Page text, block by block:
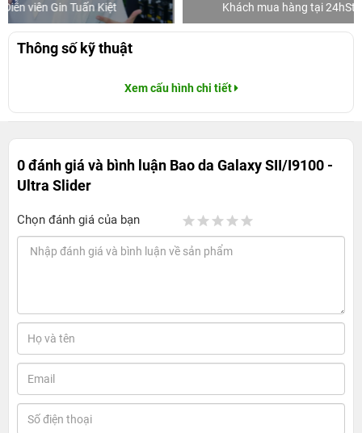
Khách mua hàng tại 24hStore
Thông số kỹ thuật
Xem cấu hình chi tiết
0 đánh giá và bình luận Bao da Galaxy SII/I9100 -
Ultra Slider
Chọn đánh giá của bạn